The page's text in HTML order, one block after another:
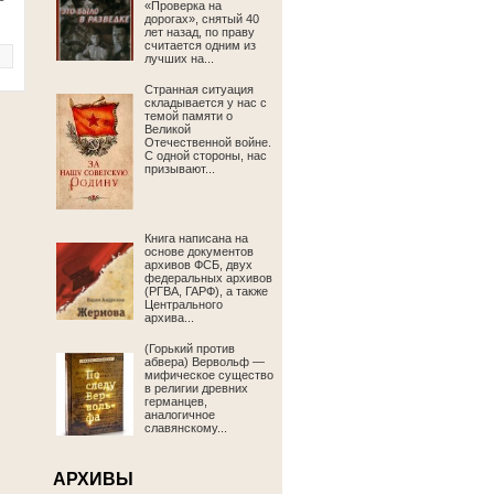
«Проверка на
дорогах», снятый 40
лет назад, по праву
считается одним из
лучших на...
Странная ситуация
складывается у нас с
темой памяти о
Великой
Отечественной войне.
С одной стороны, нас
призывают...
Книга написана на
основе документов
архивов ФСБ, двух
федеральных архивов
(РГВА, ГАРФ), а также
Центрального
архива...
(Горький против
абвера) Вервольф —
мифическое существо
в религии древних
германцев,
аналогичное
славянскому...
АРХИВЫ